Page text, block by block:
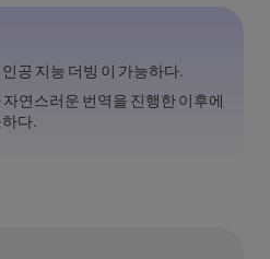
공 지능 더빙 이 가능하다.
연스러운 번역을 진행한 이후에
다.